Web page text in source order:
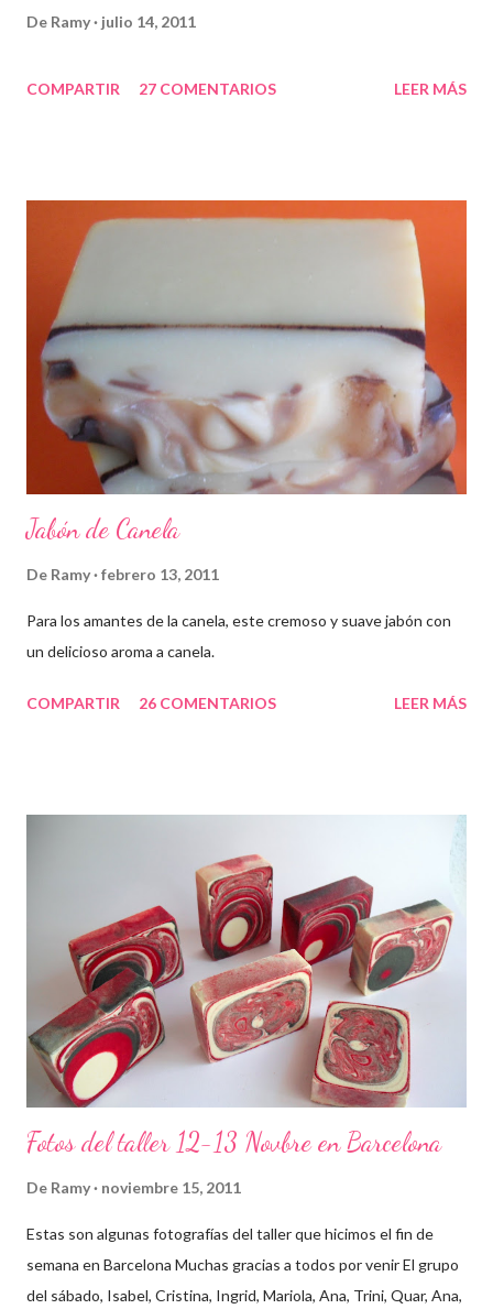
De Ramy julio 14, 2011
COMPARTIR 27 COMENTARIOS LEER MÁS
Jabón de Canela
De Ramy febrero 13, 2011
Para los amantes de la canela, este cremoso y suave jabón con
un delicioso aroma a canela.
COMPARTIR 26 COMENTARIOS LEER MÁS
Fotos del taller 12-13 Novbre en Barcelona
De Ramy noviembre 15, 2011
Estas son algunas fotografías del taller que hicimos el fin de
semana en Barcelona Muchas gracias a todos por venir El grupo
del sábado, Isabel, Cristina, Ingrid, Mariola, Ana, Trini, Quar, Ana,